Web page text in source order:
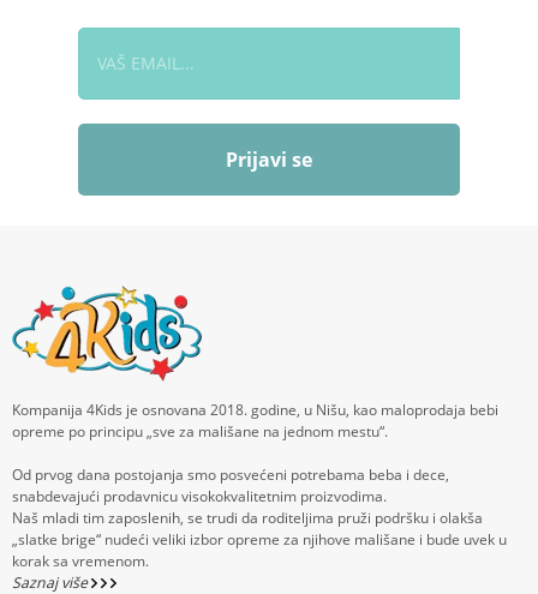
Prijavi se
Kompanija 4Kids je osnovana 2018. godine, u Nišu, kao maloprodaja bebi
opreme po principu „sve za mališane na jednom mestu“.
Od prvog dana postojanja smo posvećeni potrebama beba i dece,
snabdevajući prodavnicu visokokvalitetnim proizvodima.
Naš mladi tim zaposlenih, se trudi da roditeljima pruži podršku i olakša
„slatke brige“ nudeći veliki izbor opreme za njihove mališane i bude uvek u
korak sa vremenom.
Saznaj više